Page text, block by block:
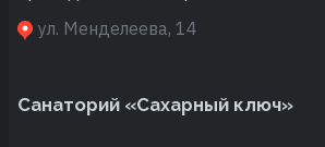
ул. Менделеева, 14
Санаторий «Сахарный ключ»